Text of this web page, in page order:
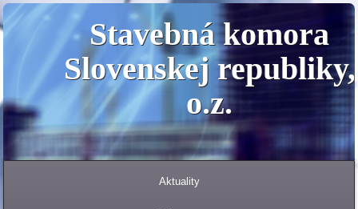
Stavebná komora
Slovenskej republiky,
o.z.
Aktuality